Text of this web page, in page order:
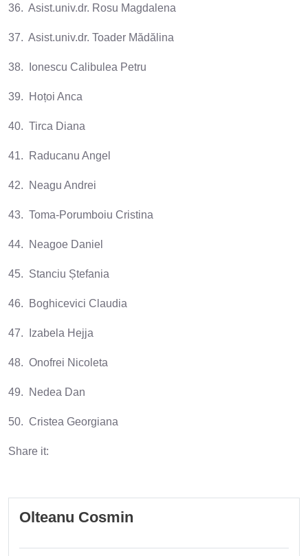
36. Asist.univ.dr. Rosu Magdalena
37. Asist.univ.dr. Toader Mădălina
38. Ionescu Calibulea Petru
39. Hoțoi Anca
40. Tirca Diana
41. Raducanu Angel
42. Neagu Andrei
43. Toma-Porumboiu Cristina
44. Neagoe Daniel
45. Stanciu Ștefania
46. Boghicevici Claudia
47. Izabela Hejja
48. Onofrei Nicoleta
49. Nedea Dan
50. Cristea Georgiana
Share it:
Olteanu Cosmin